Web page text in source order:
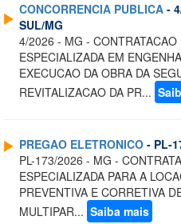
CONCORRENCIA PUBLICA -
SUL/MG
4/2026 - MG - CONTRATACAO
ESPECIALIZADA EM
EXECUCAO DA OBRA DA
REVITALIZACAO DA PR...
PREGAO ELETRONICO - PL-
PL-173/2026 - MG -
ESPECIALIZADA PARA A
PREVENTIVA E CORRETIVA
MULTIPAR... Saiba mais